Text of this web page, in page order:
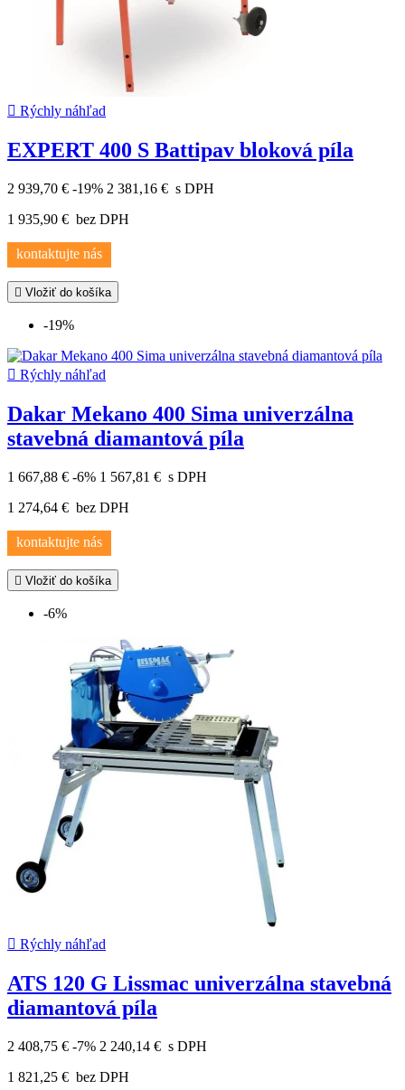
 Rýchly náhľad
EXPERT 400 S Battipav bloková píla
2 939,70 € -19% 2 381,16 € s DPH
1 935,90 € bez DPH
kontaktujte nás
 Vložiť do košíka
-19%
 Rýchly náhľad
Dakar Mekano 400 Sima univerzálna
stavebná diamantová píla
1 667,88 € -6% 1 567,81 € s DPH
1 274,64 € bez DPH
kontaktujte nás
 Vložiť do košíka
-6%
 Rýchly náhľad
ATS 120 G Lissmac univerzálna stavebná
diamantová píla
2 408,75 € -7% 2 240,14 € s DPH
1 821,25 € bez DPH